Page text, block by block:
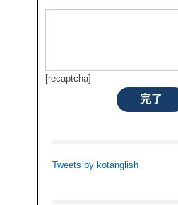
[recaptcha]
完了
Tweets by kotanglish